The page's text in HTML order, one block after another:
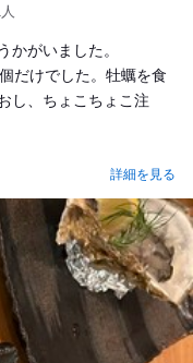
かがいました。
だけでした。牡蠣を食
し、ちょこちょこ注
詳細を見る